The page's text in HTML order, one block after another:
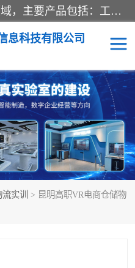
京创智业产品涵盖了多个领域，主要产品包括：工业4.0生产线解决方案，智慧物流综合实训室，教学设备与实验室建设，虚拟仿真实验室等。公司将秉持“创新、执着、诚信、共赢”的理念，以“将服务当作使命”为核心价值观，致力于为客户创造价值，与客户、合作伙伴和员工共同成长。
息科技有限公司
实训
> 昆明高职VR电商仓储物
低碳供应链
冷链物流
思政
智能制造